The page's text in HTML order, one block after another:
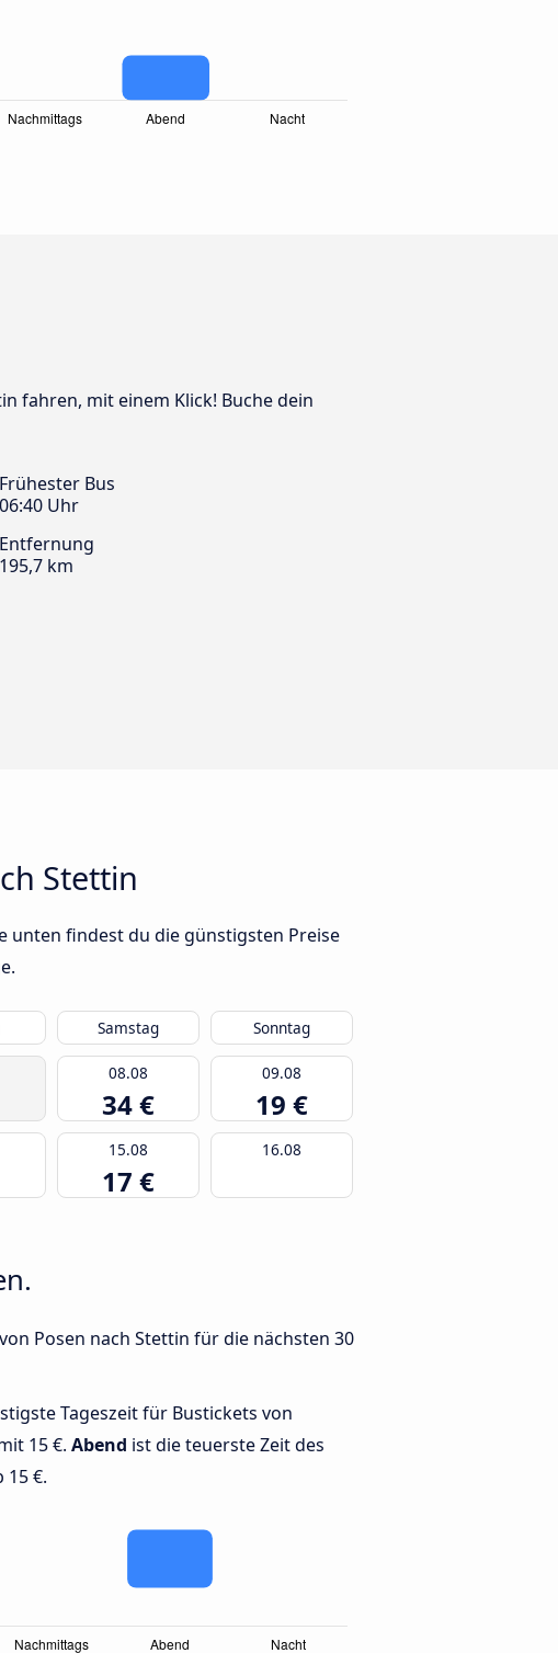
fahren, mit einem Klick! Buche dein
Frühester Bus
06:40 Uhr
Entfernung
195,7 km
Stettin
unten findest du die günstigsten Preise
Samstag Sonntag
08.08
34 €
09.08
19 €
15.08
17 €
16.08
Posen nach Stettin für die nächsten 30
Tageszeit für Bustickets von
15 €. Abend ist die teuerste Zeit des
15 €.